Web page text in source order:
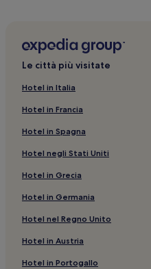
Chiesa dei Santi Apostoli:
Mercato di Pignasecca:
Napoli: Hotel con sorgente
Basilica di San Lorenzo
Mercato di Pignasecca:
Napoli: Hotel con colazione
Centro Direzionale: hotel a
Chiesa Sant’Eligio: hotel
Napoli: hotel a 5 stelle
Stazione metro di Piazza
Chiesa di Santa Maria
Le città più visitate
Hotel in Italia
Hotel in Francia
Hotel in Spagna
Hotel negli Stati Uniti
Hotel in Grecia
Hotel in Germania
Hotel nel Regno Unito
Hotel in Austria
Hotel in Portogallo